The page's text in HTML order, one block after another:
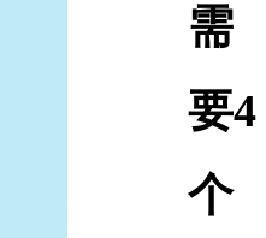
需
要4
个